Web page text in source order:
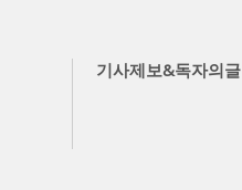
기사제보&독자의글